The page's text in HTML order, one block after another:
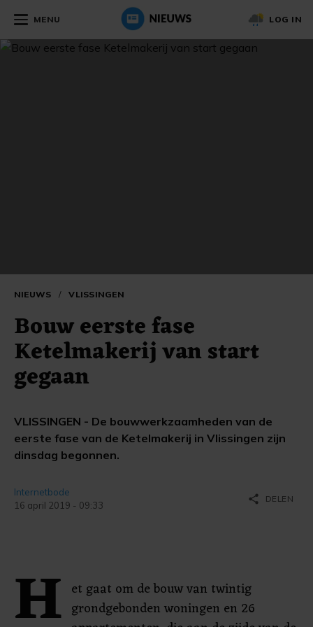
MENU LOG IN
NIEUWS / VLISSINGEN
Bouw eerste fase
Ketelmakerij van start
gegaan
VLISSINGEN - De bouwwerkzaamheden van de
eerste fase van de Ketelmakerij in Vlissingen zijn
dinsdag begonnen.
Internetbode
16 april 2019 - 09:33
share DELEN
H et gaat om de bouw van twintig
grondgebonden woningen en 26